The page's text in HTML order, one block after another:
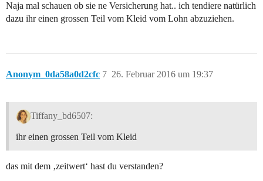
Naja mal schauen ob sie ne Versicherung hat.. ich tendiere natürlich
dazu ihr einen grossen Teil vom Kleid vom Lohn abzuziehen.
Anonym_0da58a0d2cfc 26. Februar 2016 um 19:37
7
Tiffany_bd6507:
ihr einen grossen Teil vom Kleid
das mit dem ‚zeitwert‘ hast du verstanden?